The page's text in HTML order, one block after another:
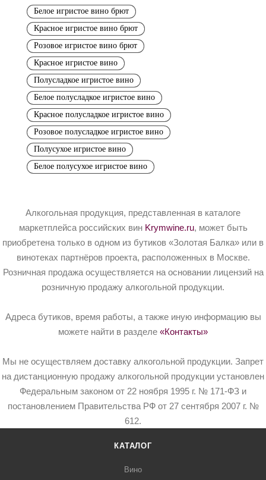
Белое игристое вино брют
Красное игристое вино брют
Розовое игристое вино брют
Красное игристое вино
Полусладкое игристое вино
Белое полусладкое игристое вино
Красное полусладкое игристое вино
Розовое полусладкое игристое вино
Полусухое игристое вино
Белое полусухое игристое вино
Алкогольная продукция, представленная в каталоге
маркетплейса российских вин Krymwine.ru, может быть
приобретена только в одном из бутиков «Золотая Балка» или в
винотеках партнёров проекта, расположенных в Москве.
Розничная продажа осуществляется на основании лицензий на
розничную продажу алкогольной продукции.
Адреса бутиков, время работы, а также иную информацию вы
можете найти в разделе «Контакты»
Мы не осуществляем доставку алкогольной продукции. Запрет
на дистанционную продажу алкогольной продукции установлен
Федеральным законом от 22 ноября 1995 г. № 171-ФЗ и
постановлением Правительства РФ от 27 сентября 2007 г. №
612.
КАТАЛОГ
Вино